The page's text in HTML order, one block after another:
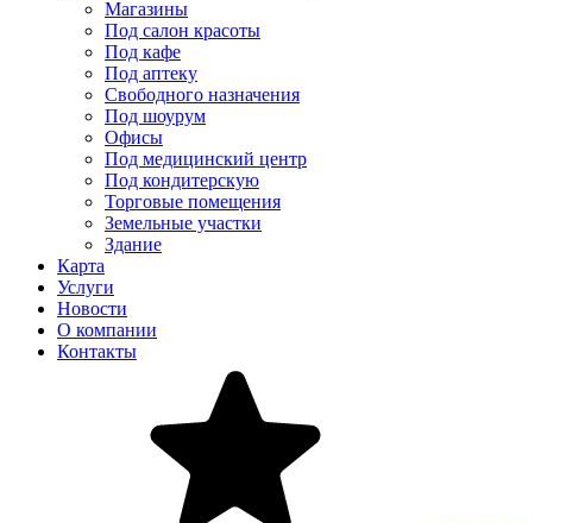
Магазины
Под салон красоты
Под кафе
Под аптеку
Свободного назначения
Под шоурум
Офисы
Под медицинский центр
Под кондитерскую
Торговые помещения
Земельные участки
Здание
Карта
Услуги
Новости
О компании
Контакты